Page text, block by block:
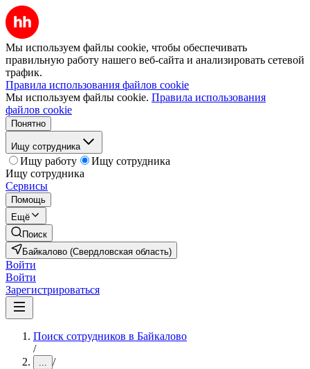
Мы используем файлы cookie, чтобы обеспечивать
правильную работу нашего веб-сайта и анализировать сетевой
трафик.
Правила использования файлов cookie
Мы используем файлы cookie. Правила использования
файлов cookie
Понятно
Ищу сотрудника
Ищу работу
Ищу сотрудника
Ищу сотрудника
Сервисы
Помощь
Ещё
Поиск
Байкалово (Свердловская область)
Войти
Войти
Зарегистрироваться
Поиск сотрудников в Байкалово
/
... /